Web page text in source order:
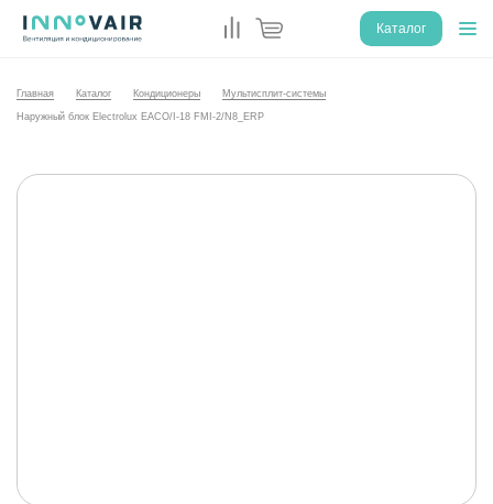
Каталог
Главная Каталог Кондиционеры Мультисплит-системы
Наружный блок Electrolux EACO/I-18 FMI-2/N8_ERP